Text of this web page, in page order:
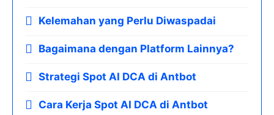
Kelemahan yang Perlu Diwaspadai
Bagaimana dengan Platform Lainnya?
Strategi Spot AI DCA di Antbot
Cara Kerja Spot AI DCA di Antbot